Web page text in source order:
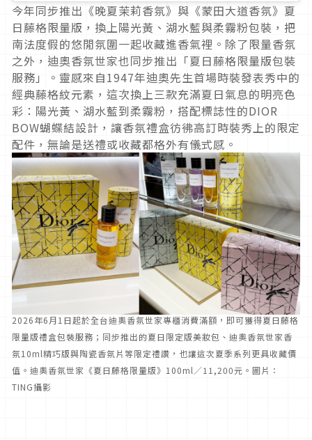
今年同步推出《晚夏茉莉香氛》與《蒙田大道香氛》夏
日藤格限量版，換上陽光黃、湖水藍與柔霧粉包裝，把
南法度假的悠閒氛圍一起收藏進香氣裡。除了限量香氛
之外，迪奧香氛世家也同步推出「夏日藤格限量版包裝
服務」。靈感來自1947年迪奧先生首場時裝發表秀中的
經典藤格紋元素，這次換上三款充滿夏日氣息的明亮色
彩：陽光黃、湖水藍到柔霧粉，搭配標誌性的DIOR
BOW蝴蝶結設計，讓香氛禮盒彷彿高訂時裝秀上的限定
配件，無論是送禮或收藏都格外有儀式感。
2026年6月1日起於全台迪奧香氛世家專櫃消費滿額，即可獲得夏日藤格
限量版禮盒包裝服務；同步推出的夏日限定版美妝包、迪奧香氛世家香
氛10ml精巧版與陶瓷香氛片等限定禮讚，也讓這次夏季系列更具收藏價
值。迪奧香氛世家《夏日藤格限量版》100ml／11,200元。圖片：
TING攝影